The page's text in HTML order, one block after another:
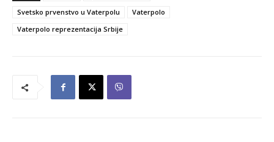
Svetsko prvenstvo u Vaterpolu
Vaterpolo
Vaterpolo reprezentacija Srbije